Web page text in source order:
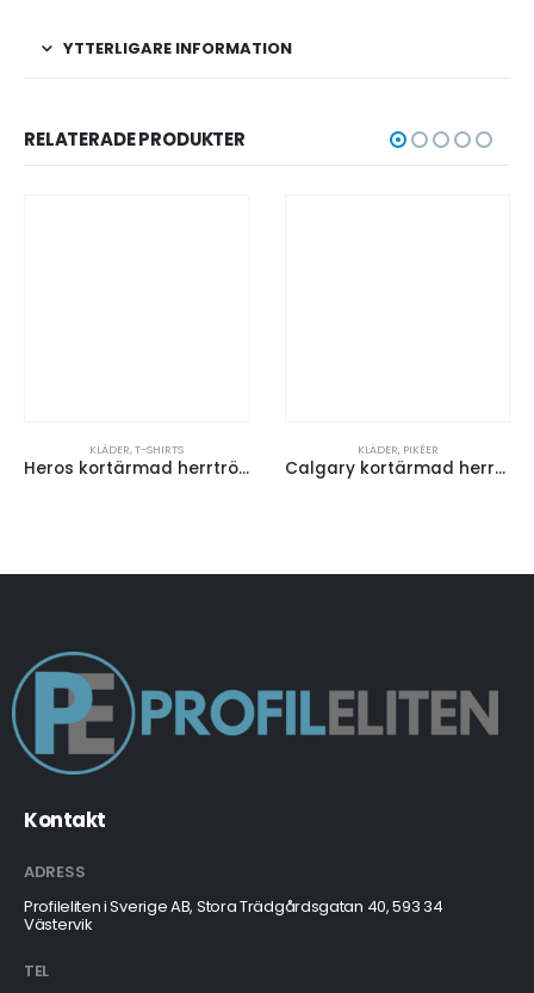
YTTERLIGARE INFORMATION
RELATERADE PRODUKTER
Heros kortärmad herrtröja
KLÄDER
Calgary kortärmad herrpikétröja
KLÄDER
Mighty LED mössa
Kontakt
ADRESS
Profileliten i Sverige AB, Stora Trädgårdsgatan 40, 593 34
Västervik
TEL